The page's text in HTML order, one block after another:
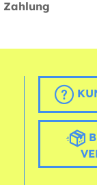
Zahlung